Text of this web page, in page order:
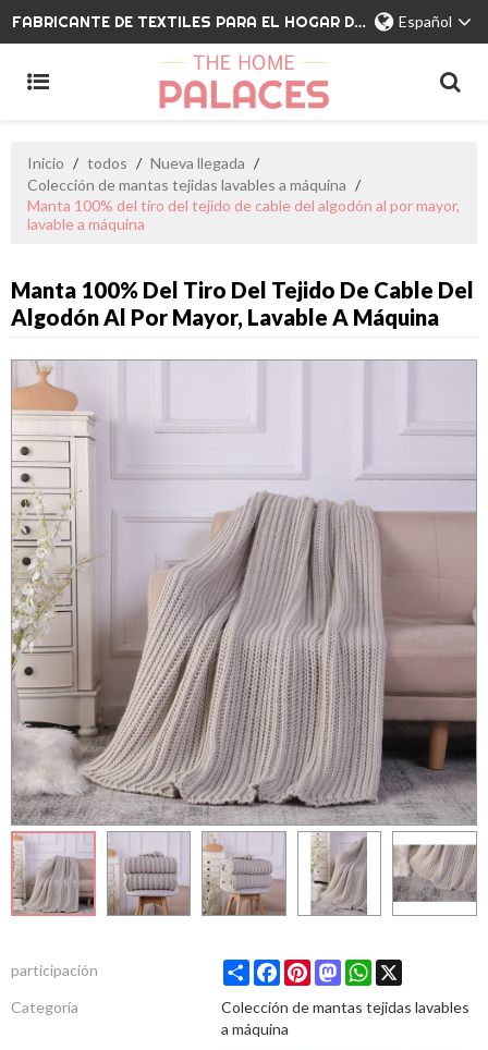
FABRICANTE DE TEXTILES PARA EL HOGAR DE MARCA PRIVADA Español
Inicio / todos / Nueva llegada /
Colección de mantas tejidas lavables a máquina /
Manta 100% del tiro del tejido de cable del algodón al por mayor,
lavable a máquina
Manta 100% Del Tiro Del Tejido De Cable Del
Algodón Al Por Mayor, Lavable A Máquina
participación ShareFacebookPinterestMastodonWhatsApp
X
Categoría
Colección de mantas tejidas lavables
a máquina